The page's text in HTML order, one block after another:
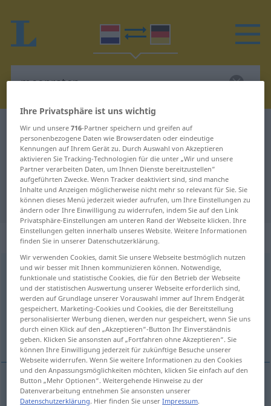
Niederländisch-Deutsch Wörterbuch
Niederländisch-Deutsch
Übersetzung für "meepraten"
"meepraten" Deutsch Übersetzung
„meepraten“: werkwoord
meepratenv
Übersicht aller Übersetzungen
(Für mehr Details die Übersetzung anklicken/antippen)
mitreden
mitreden meepraten
Ihre Privatsphäre ist uns wichtig
Wir und unsere716-Partner speichern und greifen auf
personenbezogene Daten wie Browserdaten oder eindeutige
Kennungen auf Ihrem Gerät zu. Durch Auswahl von Akzeptieren
aktivieren Sie Tracking-Technologien für die unter „Wir und unsere
Partner verarbeiten Daten, um Ihnen Dienste bereitzustellen“
aufgeführten Zwecke. Wenn Tracker deaktiviert sind, sind manche
Inhalte und Anzeigen möglicherweise nicht mehr so relevant für Sie. Sie
können dieses Menü jederzeit wieder aufrufen, um Ihre Einstellungen zu
ändern oder Ihre Einwilligung zu widerrufen, indem Sie auf den Link
Privatsphäre-Einstellungen am unteren Rand der Webseite klicken. Ihre
Einstellungen gelten innerhalb unseres Website. Weitere Informationen
finden Sie in unserer Datenschutzerklärung.
Wir verwenden Cookies, damit Sie unsere Webseite bestmöglich nutzen
und wir besser mit Ihnen kommunizieren können. Notwendige,
funktionale und statistische Cookies, die für den Betrieb der Webseite
und der statistischen Auswertung unserer Webseite erforderlich sind,
werden auf Grundlage unserer Vorauswahl immer auf Ihrem Endgerät
gespeichert. Marketing-Cookies und Cookies, die der Bereitstellung
personalisierter Werbung dienen, werden nur gespeichert, wenn Sie uns
durch einen Klick auf den „Akzeptieren“-Button Ihr Einverständnis
geben. Klicken Sie ansonsten auf „Fortfahren ohne Akzeptieren“. Sie
können Ihre Einwilligung jederzeit für zukünftige Besuche unserer
Webseite widerrufen. Wenn Sie weitere Informationen zu den Cookies
und den Anpassungsmöglichkeiten möchten, klicken Sie einfach auf den
Button „Mehr Optionen“. Weitergehende Hinweise zu der
Datenverarbeitung entnehmen Sie ansonsten unserer
Datenschutzerklärung. Hier finden Sie unserImpressum.